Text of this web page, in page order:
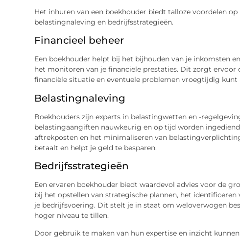
Het inhuren van een boekhouder biedt talloze voordelen
belastingnaleving en bedrijfsstrategieën.
Financieel beheer
Een boekhouder helpt bij het bijhouden van je inkomsten
het monitoren van je financiële prestaties. Dit zorgt
financiële situatie en eventuele problemen vroegtijdig kunt
Belastingnaleving
Boekhouders zijn experts in belastingwetten en -
belastingaangiften nauwkeurig en op tijd worden
aftrekposten en het minimaliseren van
betaalt en helpt je geld te besparen.
Bedrijfsstrategieën
Een ervaren boekhouder biedt waardevol advies voor de
bij het opstellen van strategische plannen, het
je bedrijfsvoering. Dit stelt je in staat om weloverwogen
hoger niveau te tillen.
Door gebruik te maken van hun expertise en inzicht